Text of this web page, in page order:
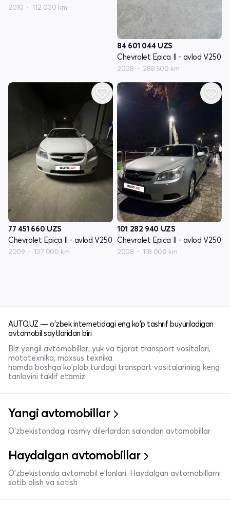
2010 112 000 km
84 601 044 UZS
Chevrolet Epica II - avlod V250
2008 288 500 km
77 451 660 UZS
Chevrolet Epica II - avlod V250
2009 137 000 km
101 282 940 UZS
Chevrolet Epica II - avlod V250
2008 118 000 km
AUTO.UZ — o'zbek internetidagi eng ko'p tashrif buyuriladigan
avtomobil saytlaridan biri
Biz yengil avtomobillar, yuk va tijorat transport vositalari,
mototexnika, maxsus texnika
hamda boshqa ko'plab turdagi transport vositalarining keng
tanlovini taklif etamiz
Yangi avtomobillar
O'zbekistondagi rasmiy dilerlardan salondan avtomobillar
Haydalgan avtomobillar
O'zbekistonda avtomobil e’lonlari. Haydalgan avtomobillarni
sotib olish va sotish